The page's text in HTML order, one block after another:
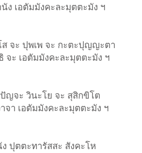
ง เอตัมมังคะละมุตตะมัง ฯ
ส จะ ปุพเพ จะ กะตะปุญญะตา
ะ เอตัมมังคะละมุตตะมัง ฯ
ญจะ วินะโย จะ สุสิกขิโต
จา เอตัมมังคะละมุตตะมัง ฯ
ปุตตะทารัสสะ สังคะโห